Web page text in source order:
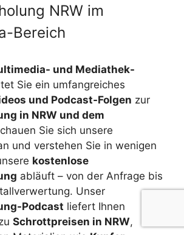
NRW im
Bereich
und Mediathek-
Sie ein umfangreiches
und Podcast-Folgen zur
in NRW und dem
Sie sich unsere
und verstehen Sie in wenigen
kostenlose
abläuft – von der Anfrage bis
Unser
Podcast liefert Ihnen
Schrottpreisen in NRW,